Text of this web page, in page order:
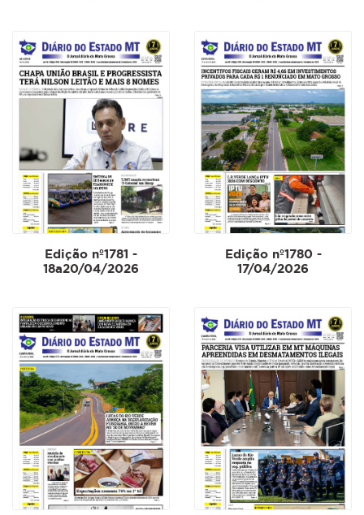
Edição nº1781 -
18a20/04/2026
Edição nº1780 -
17/04/2026